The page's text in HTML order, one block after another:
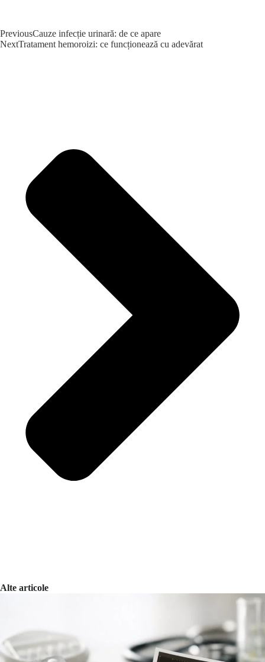
PreviousCauze infecție urinară: de ce apare
NextTratament hemoroizi: ce funcționează cu adevărat
Alte articole